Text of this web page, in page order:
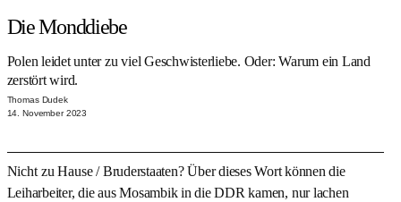
Die Monddiebe
Polen leidet unter zu viel Geschwisterliebe. Oder: Warum ein Land
zerstört wird.
Thomas Dudek
14. November 2023
Nicht zu Hause/ Bruderstaaten? Über dieses Wort können die
Leiharbeiter, die aus Mosambik in die DDR kamen, nur lachen